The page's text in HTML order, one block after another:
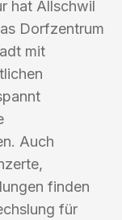
hat Allschwil
Dorfzentrum
mit
Auch
finden
für